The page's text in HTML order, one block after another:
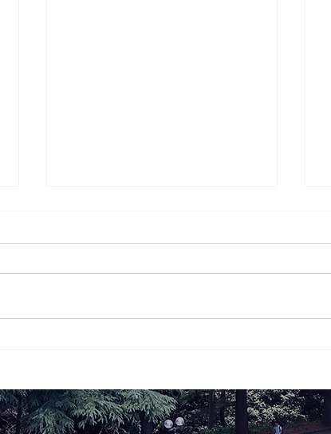
加！地域の皆さまと交流を深